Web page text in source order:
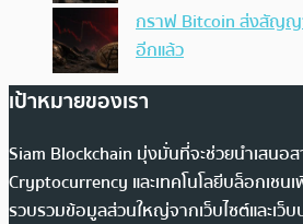
กราฟ Bitcoin ส่งสัญญ
อีกแล้ว
เป้าหมายของเรา
Siam Blockchain มุ่งมั่นที่จะช่วยนำเสนอ
Cryptocurrency และเทคโนโลยีบล็อกเชน
รวบรวมข้อมูลส่วนใหญ่จากเว็บไซต์และเว็